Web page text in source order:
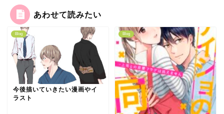
あわせて読みたい
Blog
今後描いていきたい漫画やイ
ラスト
Blog